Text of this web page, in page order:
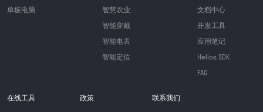
单板电脑
智慧农业
智能穿戴
智能电表
智能定位
文档中心
开发工具
应用笔记
Helios SDK
FAQ
在线工具 政策 联系我们